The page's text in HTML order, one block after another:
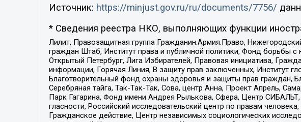
Источник: https://minjust.gov.ru/ru/documents/7756/
* Сведения реестра НКО, выполняющих функции
Лилит, Правозащитная группа Гражданин.Армия.Право,
граждан Штаб, Институт права и публичной политики, Фонд
Открытый Петербург, Лига Избирателей, Правовая инициатива,
информации, Горячая Линия, В защиту прав заключенных, Институт
Благотворительный фонд охраны здоровья и защиты прав
Серебряная тайга, Так-Так-Так, Сова, центр Анна, Проект Апрель,
Парк Гагарина, Фонд имени Андрея Рылькова, Сфера, Центр
гласности, Российский исследовательский центр по правам
Гражданское действие, Центр независимых социологических